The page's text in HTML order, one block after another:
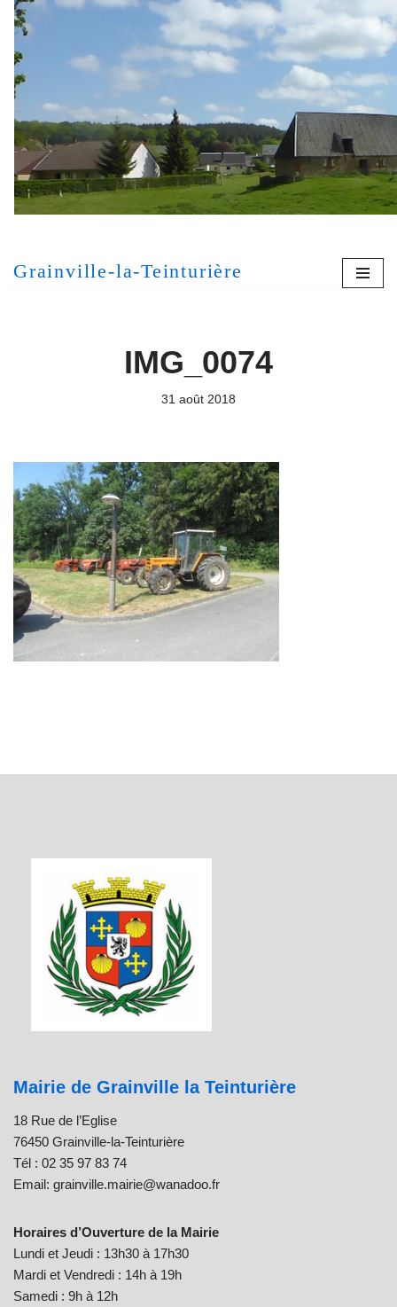
Aller
au
contenu
Grainville-la-Teinturière
IMG_0074
31 août 2018
Mairie de Grainville la Teinturière
18 Rue de l’Eglise
76450 Grainville-la-Teinturière
Tél : 02 35 97 83 74
Email: grainville.mairie@wanadoo.fr
Horaires d’Ouverture de la Mairie
Lundi et Jeudi : 13h30 à 17h30
Mardi et Vendredi : 14h à 19h
Samedi : 9h à 12h